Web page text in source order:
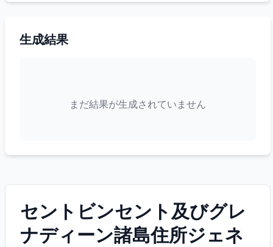
生成結果
まだ結果が生成されていません
セントビンセント及びグレ
ナディーン諸島住所ジェネ